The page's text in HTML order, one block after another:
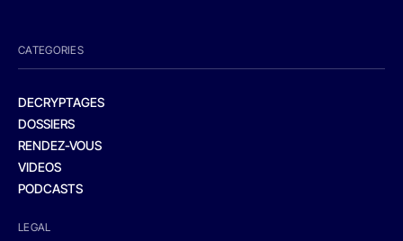
CATEGORIES
DECRYPTAGES
DOSSIERS
RENDEZ-VOUS
VIDEOS
PODCASTS
LEGAL